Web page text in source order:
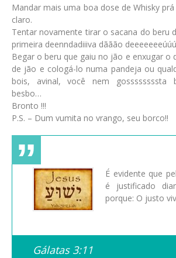
Mandar mais uma boa dose de Whisky
claro.
Tentar novamente tirar o sacana do beru
primeira deenndadiiiva dããão
Begar o beru que gaiu no jão e enxugar o
de jão e cologá-lo numa pandeja ou
bois, avinal, você nem gossssssssta
besbo…
Bronto !!!
P.S. – Dum vumita no vrango, seu borco!!
É evidente que
é justificado
porque: O justo
Gálatas 3:11